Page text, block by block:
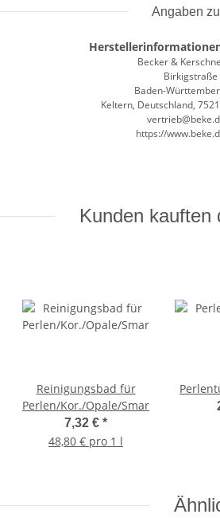
Angaben
Becker &
Birkigstraße
Baden-
Keltern, Deutschland,
https://
Kunden kauften
Reinigungsbad für
Perlen/Kor./Opale/Smar./Türkise
7,32 € *
48,80 € pro 1 l